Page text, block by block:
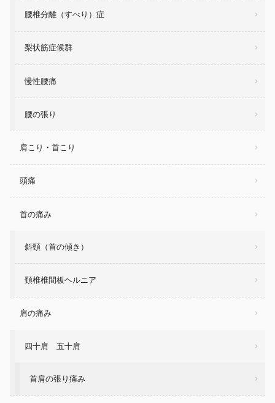
腰椎分離（すべり）症
梨状筋症候群
慢性腰痛
腰の張り
肩こり・首こり
頭痛
首の痛み
斜頸（首の傾き）
頚椎椎間板ヘルニア
肩の痛み
四十肩 五十肩
首肩の張り痛み